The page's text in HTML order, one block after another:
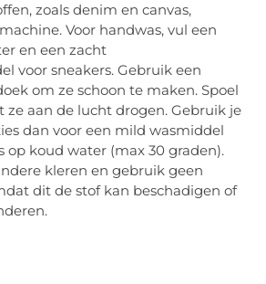
zoals denim en canvas,
Voor handwas, vul een
en een zacht
voor sneakers. Gebruik een
om ze schoon te maken. Spoel
ze aan de lucht drogen. Gebruik je
dan voor een mild wasmiddel
op koud water (max 30 graden).
kleren en gebruik geen
dit de stof kan beschadigen of